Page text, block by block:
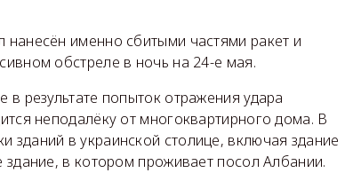
именно сбитыми частями ракет и
обстреле в ночь на 24-е мая.
результате попыток отражения удара
неподалёку от многоквартирного дома. В
в украинской столице, включая здание
в котором проживает посол Албании.